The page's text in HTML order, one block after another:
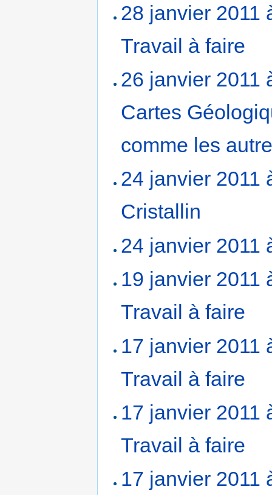
28 janvier 2011
Travail à faire
26 janvier 2011
Cartes
comme les
24 janvier 2011
Cristallin
24 janvier 2011
19 janvier 2011
Travail à faire
17 janvier 2011
Travail à faire
17 janvier 2011
Travail à faire
17 janvier 2011